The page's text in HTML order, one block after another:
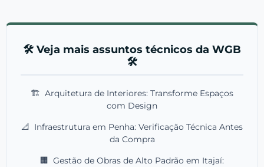
🛠️ Veja mais assuntos técnicos da WGB
🛠️
🏗️ Arquitetura de Interiores: Transforme Espaços
com Design
📐 Infraestrutura em Penha: Verificação Técnica Antes
da Compra
🏢 Gestão de Obras de Alto Padrão em Itajaí: